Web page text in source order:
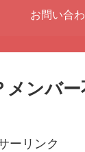
お問い合
ンバ
ーリンク